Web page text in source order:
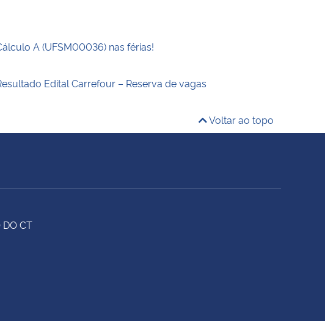
A (UFSM00036) nas férias!
Edital Carrefour – Reserva de vagas
Voltar ao topo
DO CT